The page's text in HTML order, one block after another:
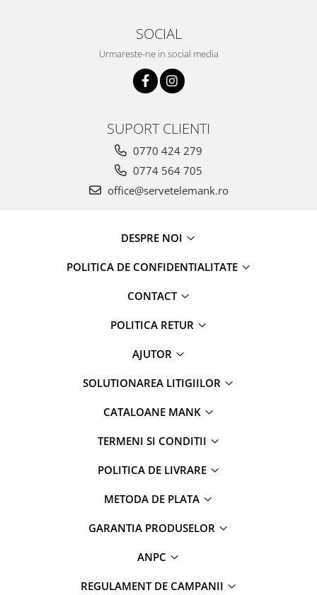
SOCIAL
Urmareste-ne in social media
SUPORT CLIENTI
0770 424 279
0774 564 705
office@servetelemank.ro
DESPRE NOI
POLITICA DE CONFIDENTIALITATE
CONTACT
POLITICA RETUR
AJUTOR
SOLUTIONAREA LITIGIILOR
CATALOANE MANK
TERMENI SI CONDITII
POLITICA DE LIVRARE
METODA DE PLATA
GARANTIA PRODUSELOR
ANPC
REGULAMENT DE CAMPANII